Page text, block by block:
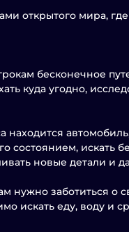
открытого мира,
бесконечное
куда угодно,
состоянием, искать
новые детали и
нужно заботиться о
искать еду, воду и